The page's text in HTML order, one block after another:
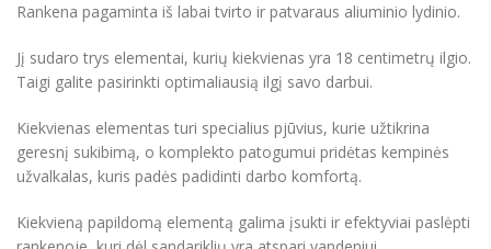
Rankena pagaminta iš labai tvirto ir patvaraus aliuminio lydinio.
Jį sudaro trys elementai, kurių kiekvienas yra 18 centimetrų ilgio.
Taigi galite pasirinkti optimaliausią ilgį savo darbui.
Kiekvienas elementas turi specialius pjūvius, kurie užtikrina
geresnį sukibimą, o komplekto patogumui pridėtas kempinės
užvalkalas, kuris padės padidinti darbo komfortą.
Kiekvieną papildomą elementą galima įsukti ir efektyviai paslėpti